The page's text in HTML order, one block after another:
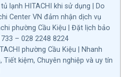
lạnh HITACHI khi sử dụng | Do
Center VN đảm nhận dịch vụ
phường Cầu Kiệu | Đặt lịch bảo
– 028 2248 8224
phường Cầu Kiệu | Nhanh
Tiết kiệm, Chuyên nghiệp và uy tín